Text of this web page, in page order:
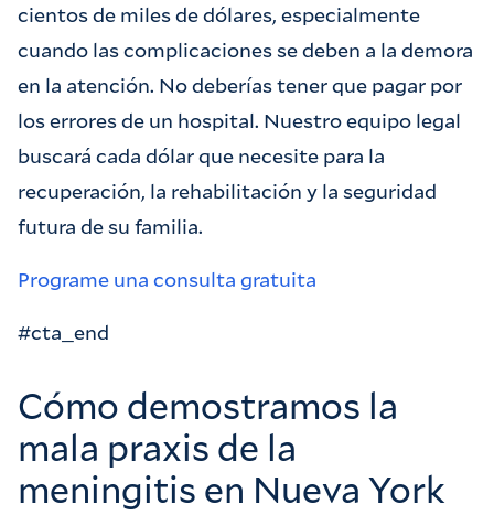
cientos de miles de dólares, especialmente
cuando las complicaciones se deben a la demora
en la atención. No deberías tener que pagar por
los errores de un hospital. Nuestro equipo legal
buscará cada dólar que necesite para la
recuperación, la rehabilitación y la seguridad
futura de su familia.
Programe una consulta gratuita
#cta_end
Cómo demostramos la
mala praxis de la
meningitis en Nueva York